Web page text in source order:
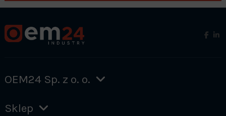
OEM24 Sp. z o. o.
Sklep